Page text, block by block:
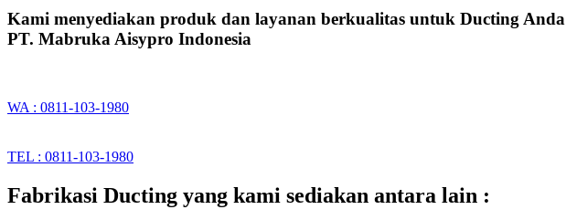
Kami menyediakan produk dan layanan berkualitas untuk Ducting Anda
PT. Mabruka Aisypro Indonesia
WA : 0811-103-1980
TEL : 0811-103-1980
Fabrikasi Ducting yang kami sediakan antara lain :